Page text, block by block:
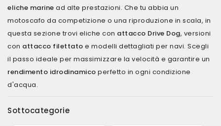
eliche marine ad alte prestazioni. Che tu abbia un
motoscafo da competizione o una riproduzione in scala, in
questa sezione trovi eliche con attacco Drive Dog, versioni
con attacco filettato e modelli dettagliati per navi. Scegli
il passo ideale per massimizzare la velocità e garantire un
rendimento idrodinamico perfetto in ogni condizione
d'acqua.
Sottocategorie